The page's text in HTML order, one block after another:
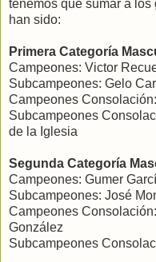
tenemos que sumar a
han sido:
Primera Categoría
Campeones: Victor
Subcampeones: Gelo
Campeones
Subcampeones
de la Iglesia
Segunda Categoría
Campeones: Gumer
Subcampeones: José
Campeones
González
Subcampeones